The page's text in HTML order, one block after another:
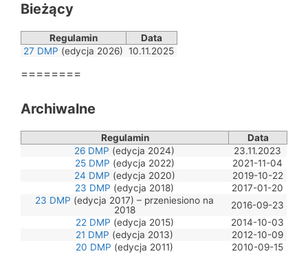
Bieżący
Regulamin
Data
27 DMP (edycja 2026) 10.11.2025
========
Archiwalne
Regulamin
Data
26 DMP (edycja 2024)
23.11.2023
25 DMP (edycja 2022)
2021-11-04
24 DMP (edycja 2020)
2019-10-22
23 DMP (edycja 2018)
2017-01-20
23 DMP (edycja 2017) – przeniesiono na
2018
2016-09-23
22 DMP (edycja 2015)
2014-10-03
21 DMP (edycja 2013)
2012-10-09
20 DMP (edycja 2011) 2010-09-15